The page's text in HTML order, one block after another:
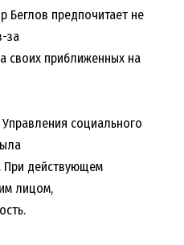
Беглов предпочитает не
за
своих приближенных на
социального
При действующем
лицом,